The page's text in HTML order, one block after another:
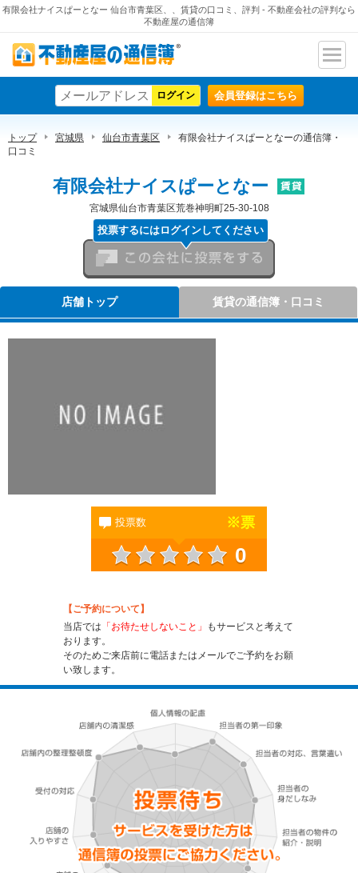
有限会社ナイスぱーとなー 仙台市青葉区、、賃貸の口コミ、評判 - 不動産会社の評判なら
不動産屋の通信簿
不動産屋の通信簿
ナビ
ン
会員登録はこちら
トップ 宮城県 仙台市青葉区
有限会社ナイスぱーとなーの通信簿・
口コミ
有限会社ナイスぱーとなー
宮城県仙台市青葉区荒巻神明町25-30-108
この会社に投票をする
投票するにはログインしてください
店舗トップ 賃貸の通信簿・口コミ
投票数 ※票
0
【ご予約について】
当店では 「お待たせしないこと」
もサービスと考えて
おります。
そのためご来店前に電話またはメールでご予約をお願
い致します。